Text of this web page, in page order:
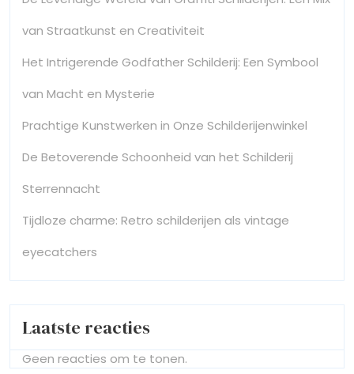
van Straatkunst en Creativiteit
Het Intrigerende Godfather Schilderij: Een Symbool
van Macht en Mysterie
Prachtige Kunstwerken in Onze Schilderijenwinkel
De Betoverende Schoonheid van het Schilderij
Sterrennacht
Tijdloze charme: Retro schilderijen als vintage
eyecatchers
Laatste reacties
Geen reacties om te tonen.